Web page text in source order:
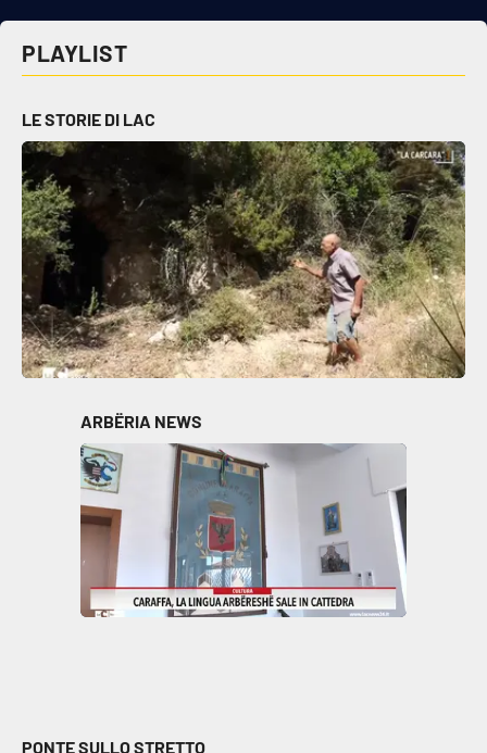
PLAYLIST
LE STORIE DI LAC
ARBËRIA NEWS
PONTE SULLO STRETTO